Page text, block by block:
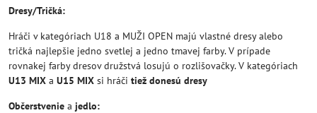
Dresy/Tričká:
Hráči v kategóriach U18 a MUŽI OPEN majú vlastné dresy alebo
tričká najlepšie jedno svetlej a jedno tmavej farby. V prípade
rovnakej farby dresov družstvá losujú o rozlišovačky. V kategóriach
U13 MIX a U15 MIX si hráči tiež donesú dresy
Občerstvenie a jedlo: